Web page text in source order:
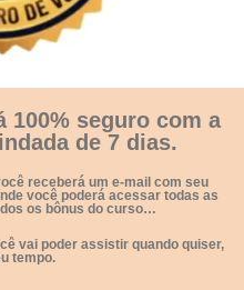
100% seguro com a
de 7 dias.
receberá um e-mail com seu
você poderá acessar todas as
os bônus do curso…
vai poder assistir quando quiser,
tempo.